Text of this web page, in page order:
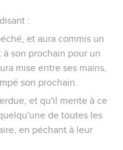
:
et aura commis un
son prochain pour un
mise entre ses mains,
son prochain.
et qu'il mente à ce
de toutes les
en péchant à leur